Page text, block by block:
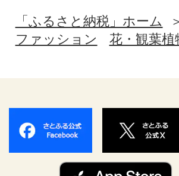
「ふるさと納税」ホーム
ファッション
花・観葉植